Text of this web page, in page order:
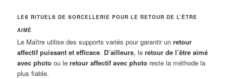
LES RITUELS DE SORCELLERIE POUR LE RETOUR DE L’ÊTRE
AIMÉ
Le Maître utilise des supports variés pour garantir unretour
affectif puissant et efficace. D’ailleurs, leretour de l’être aimé
avec photo ou leretour affectif avec photo reste la méthode la
plus fiable.